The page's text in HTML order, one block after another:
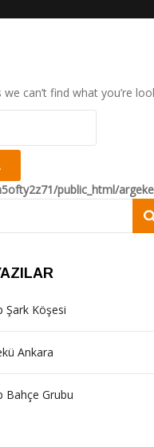
we can’t find what you’re
public_html/
Şark Köşesi
Ankara
Bahçe Grubu